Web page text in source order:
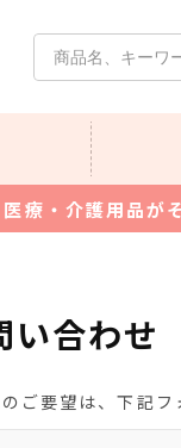
療・介護用品が
い合わせ
ご要望は、下記